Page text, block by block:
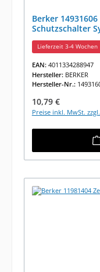
Berker
Schutzschalter
Matt
Lieferzeit 3-4 Wochen
EAN: 4011334288947
Hersteller: BERKER
Hersteller-Nr.:
Regulärer Preis:
10,79 €
Preise inkl. MwSt.